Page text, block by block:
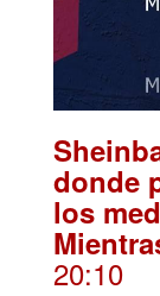
donde
los
20:10